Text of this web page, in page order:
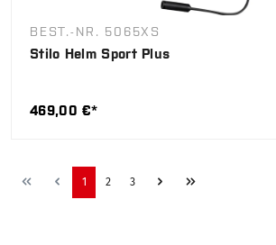
BEST.-NR. 5065XS
Stilo Helm Sport Plus
469,00 €*
1 2 3